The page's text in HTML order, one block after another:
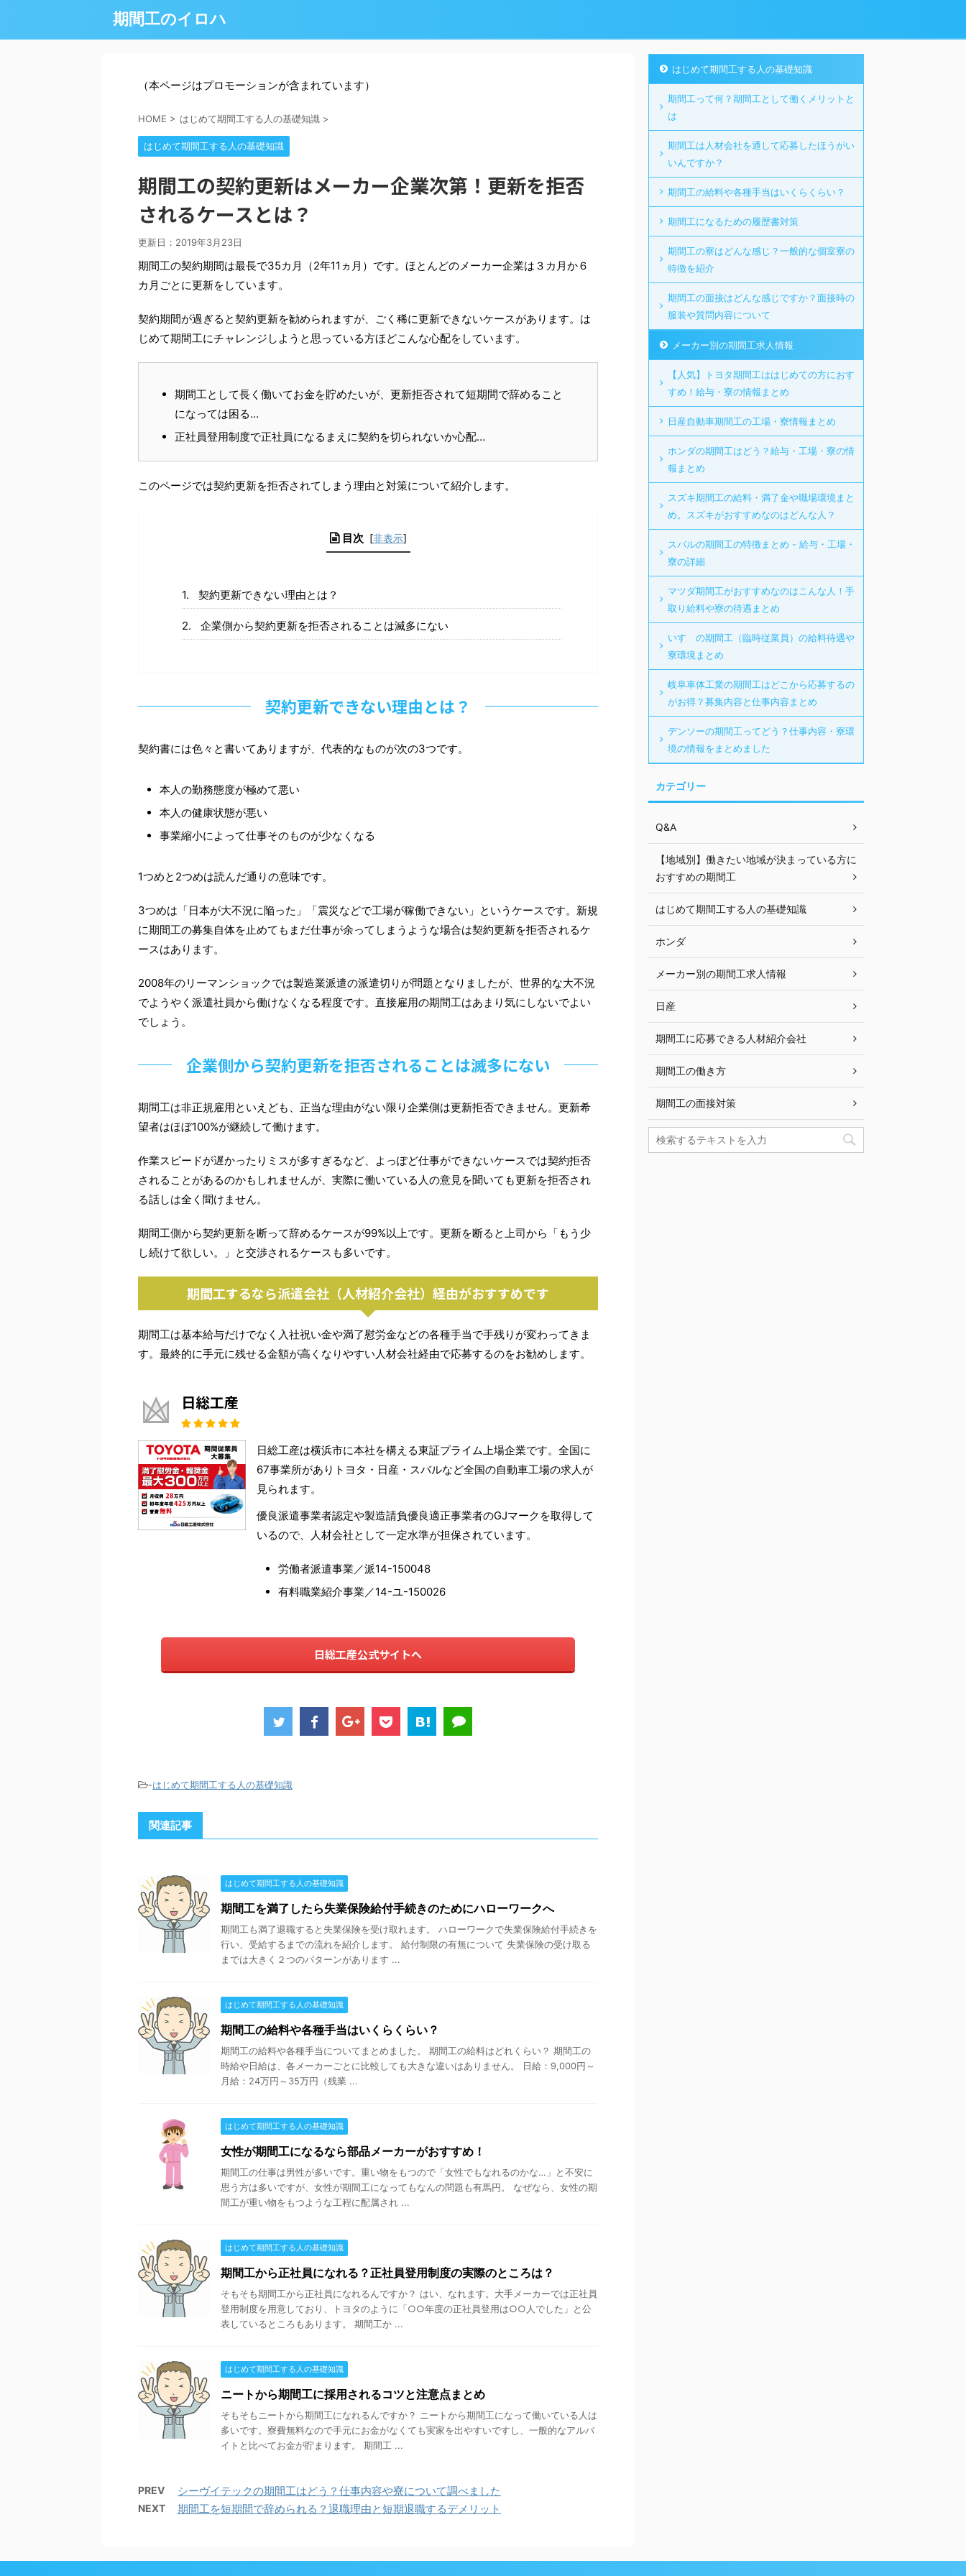
期間工のイロハ
（本ページはプロモーションが含まれています）
HOME > はじめて期間工する人の基礎知識 >
はじめて期間工する人の基礎知識
期間工の契約更新はメーカー企業次第！更新を拒否
されるケースとは？
更新日： 2019年3月23日
期間工の契約期間は最長で35カ月（2年11ヵ月）です。ほとんどのメーカー企業は３カ月か６
カ月ごとに更新をしています。
契約期間が過ぎると契約更新を勧められますが、ごく稀に更新できないケースがあります。は
じめて期間工にチャレンジしようと思っている方ほどこんな心配をしています。
期間工として長く働いてお金を貯めたいが、更新拒否されて短期間で辞めること
になっては困る…
正社員登用制度で正社員になるまえに契約を切られないか心配…
このページでは契約更新を拒否されてしまう理由と対策について紹介します。
目次 [非表示]
契約更新できない理由とは？
企業側から契約更新を拒否されることは滅多にない
契約更新できない理由とは？
契約書には色々と書いてありますが、代表的なものが次の3つです。
本人の勤務態度が極めて悪い
本人の健康状態が悪い
事業縮小によって仕事そのものが少なくなる
1つめと2つめは読んだ通りの意味です。
3つめは「日本が大不況に陥った」「震災などで工場が稼働できない」というケースです。新規
に期間工の募集自体を止めてもまだ仕事が余ってしまうような場合は契約更新を拒否されるケ
ースはあります。
2008年のリーマンショックでは製造業派遣の派遣切りが問題となりましたが、世界的な大不況
でようやく派遣社員から働けなくなる程度です。直接雇用の期間工はあまり気にしないでよい
でしょう。
企業側から契約更新を拒否されることは滅多にない
期間工は非正規雇用といえども、正当な理由がない限り企業側は更新拒否できません。更新希
望者はほぼ100%が継続して働けます。
作業スピードが遅かったりミスが多すぎるなど、よっぽど仕事ができないケースでは契約拒否
されることがあるのかもしれませんが、実際に働いている人の意見を聞いても更新を拒否され
る話しは全く聞けません。
期間工側から契約更新を断って辞めるケースが99%以上です。更新を断ると上司から「もう少
し続けて欲しい。」と交渉されるケースも多いです。
期間工するなら派遣会社（人材紹介会社）経由がおすすめです
期間工は基本給与だけでなく入社祝い金や満了慰労金などの各種手当で手残りが変わってきま
す。最終的に手元に残せる金額が高くなりやすい人材会社経由で応募するのをお勧めします。
日総工産
日総工産は横浜市に本社を構える東証プライム上場企業です。全国に
67事業所がありトヨタ・日産・スバルなど全国の自動車工場の求人が
見られます。
優良派遣事業者認定や製造請負優良適正事業者のGJマークを取得して
いるので、人材会社として一定水準が担保されています。
労働者派遣事業／派14-150048
有料職業紹介事業／14-ユ-150026
日総工産公式サイトへ
-はじめて期間工する人の基礎知識
関連記事
はじめて期間工する人の基礎知識
期間工を満了したら失業保険給付手続きのためにハローワークへ
期間工も満了退職すると失業保険を受け取れます。 ハローワークで失業保険給付手続きを
行い、受給するまでの流れを紹介します。 給付制限の有無について 失業保険の受け取る
までは大きく２つのパターンがあります ...
はじめて期間工する人の基礎知識
期間工の給料や各種手当はいくらくらい？
期間工の給料や各種手当についてまとめました。 期間工の給料はどれくらい？ 期間工の
時給や日給は、各メーカーごとに比較しても大きな違いはありません。 日給：9,000円～
月給：24万円～35万円（残業 ...
はじめて期間工する人の基礎知識
女性が期間工になるなら部品メーカーがおすすめ！
期間工の仕事は男性が多いです。重い物をもつので「女性でもなれるのかな…」と不安に
思う方は多いですが、女性が期間工になってもなんの問題も有馬円。 なぜなら、女性の期
間工が重い物をもつような工程に配属され ...
はじめて期間工する人の基礎知識
期間工から正社員になれる？正社員登用制度の実際のところは？
そもそも期間工から正社員になれるんですか？ はい、なれます。大手メーカーでは正社員
登用制度を用意しており、トヨタのように「○○年度の正社員登用は○○人でした」と公
表しているところもあります。 期間工か ...
はじめて期間工する人の基礎知識
ニートから期間工に採用されるコツと注意点まとめ
そもそもニートから期間工になれるんですか？ ニートから期間工になって働いている人は
多いです。寮費無料なので手元にお金がなくても実家を出やすいですし、一般的なアルバ
イトと比べてお金が貯まります。 期間工 ...
PREV シーヴイテックの期間工はどう？仕事内容や寮について調べました
NEXT 期間工を短期間で辞められる？退職理由と短期退職するデメリット
はじめて期間工する人の基礎知識
期間工って何？期間工として働くメリットと
は
期間工は人材会社を通して応募したほうがい
いんですか？
期間工の給料や各種手当はいくらくらい？
期間工になるための履歴書対策
期間工の寮はどんな感じ？一般的な個室寮の
特徴を紹介
期間工の面接はどんな感じですか？面接時の
服装や質問内容について
メーカー別の期間工求人情報
【人気】トヨタ期間工ははじめての方におす
すめ！給与・寮の情報まとめ
日産自動車期間工の工場・寮情報まとめ
ホンダの期間工はどう？給与・工場・寮の情
報まとめ
スズキ期間工の給料・満了金や職場環境まと
め。スズキがおすすめなのはどんな人？
スバルの期間工の特徴まとめ - 給与・工場・
寮の詳細
マツダ期間工がおすすめなのはこんな人！手
取り給料や寮の待遇まとめ
いすゞの期間工（臨時従業員）の給料待遇や
寮環境まとめ
岐阜車体工業の期間工はどこから応募するの
がお得？募集内容と仕事内容まとめ
デンソーの期間工ってどう？仕事内容・寮環
境の情報をまとめました
カテゴリー
Q&A
【地域別】働きたい地域が決まっている方に
おすすめの期間工
はじめて期間工する人の基礎知識
ホンダ
メーカー別の期間工求人情報
日産
期間工に応募できる人材紹介会社
期間工の働き方
期間工の面接対策